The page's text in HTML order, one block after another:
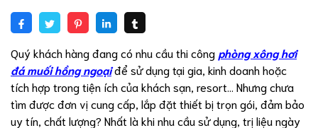
Quý khách hàng đang có nhu cầu thi công phòng xông hơi
đá muối hồng ngoạiđể sử dụng tại gia, kinh doanh hoặc
tích hợp trong tiện ích của khách sạn, resort… Nhưng chưa
tìm được đơn vị cung cấp, lắp đặt thiết bị trọn gói, đảm bảo
uy tín, chất lượng? Nhất là khi nhu cầu sử dụng, trị liệu ngày